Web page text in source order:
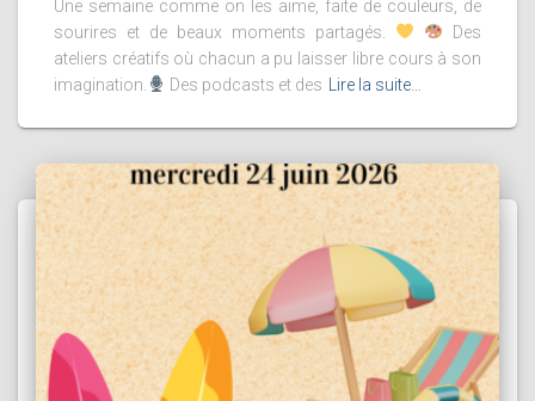
Une semaine comme on les aime, faite de couleurs, de
sourires et de beaux moments partagés.
Des
ateliers créatifs où chacun a pu laisser libre cours à son
imagination.
Des podcasts et des Lire la suite…